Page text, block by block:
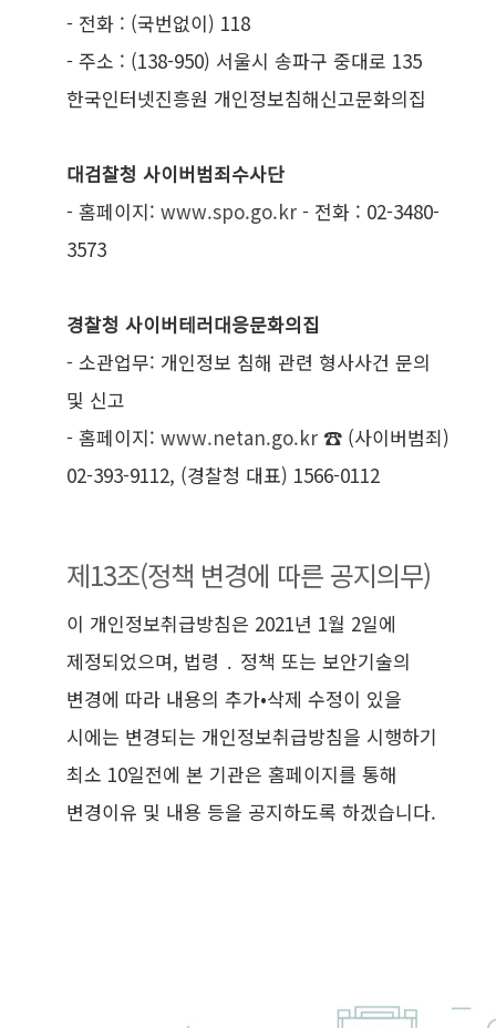
- 전화 : (국번없이) 118
- 주소 : (138-950) 서울시 송파구 중대로 135
한국인터넷진흥원 개인정보침해신고문화의집
대검찰청 사이버범죄수사단
- 홈페이지: www.spo.go.kr - 전화 : 02-3480-
3573
경찰청 사이버테러대응문화의집
- 소관업무: 개인정보 침해 관련 형사사건 문의
및 신고
- 홈페이지: www.netan.go.kr ☎ (사이버범죄)
02-393-9112, (경찰청 대표) 1566-0112
제13조(정책 변경에 따른 공지의무)
이 개인정보취급방침은 2021년 1월 2일에
제정되었으며, 법령 ․ 정책 또는 보안기술의
변경에 따라 내용의 추가•삭제 수정이 있을
시에는 변경되는 개인정보취급방침을 시행하기
최소 10일전에 본 기관은 홈페이지를 통해
변경이유 및 내용 등을 공지하도록 하겠습니다.